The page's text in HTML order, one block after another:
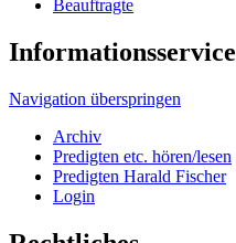
Beauftragte
Informationsservice
Navigation überspringen
Archiv
Predigten etc. hören/lesen
Predigten Harald Fischer
Login